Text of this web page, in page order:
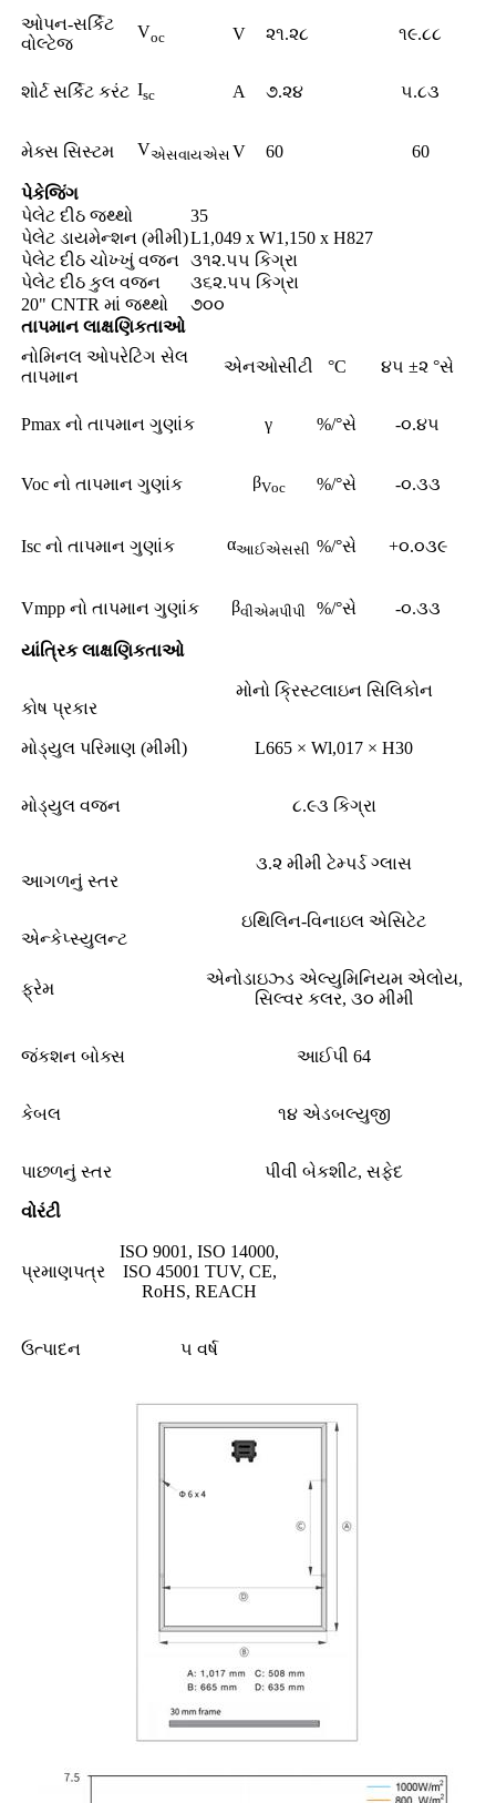
ઓપન-સર્કિટ
વોલ્ટેજ
Voc V ૨૧.૨૮ ૧૯.૮૮
શોર્ટ સર્કિટ કરંટ Isc A ૭.૨૪ ૫.૮૩
મેક્સ સિસ્ટમ Vએસવાયએસ V 60 60
પેકેજિંગ
પેલેટ દીઠ જથ્થો
35
પેલેટ ડાયમેન્શન (મીમી)L1,049 x W1,150 x H827
પેલેટ દીઠ ચોખ્ખું વજન ૩૧૨.૫૫ કિગ્રા
પેલેટ દીઠ કુલ વજન
૩૬૨.૫૫ કિગ્રા
20" CNTR માં જથ્થો
૭૦૦
તાપમાન લાક્ષણિકતાઓ
નોમિનલ ઓપરેટિંગ સેલ
તાપમાન
એનઓસીટી °C ૪૫ ±૨ °સે
Pmax નો તાપમાન ગુણાંક γ %/°સે -૦.૪૫
Voc નો તાપમાન ગુણાંક βVoc %/°સે -૦.૩૩
Isc નો તાપમાન ગુણાંક αઆઈએસસી %/°સે +૦.૦૩૯
Vmpp નો તાપમાન ગુણાંક βવીએમપીપી %/°સે -૦.૩૩
યાંત્રિક લાક્ષણિકતાઓ
કોષ પ્રકાર
મોનો ક્રિસ્ટલાઇન સિલિકોન
મોડ્યુલ પરિમાણ (મીમી) L665 × Wl,017 × H30
મોડ્યુલ વજન ૮.૯૩ કિગ્રા
આગળનું સ્તર
૩.૨ મીમી ટેમ્પર્ડ ગ્લાસ
એન્કેપ્સ્યુલન્ટ
ઇથિલિન-વિનાઇલ એસિટેટ
ફ્રેમ
એનોડાઇઝ્ડ એલ્યુમિનિયમ એલોય,
સિલ્વર કલર, ૩૦ મીમી
જંકશન બોક્સ આઈપી 64
કેબલ ૧૪ એડબલ્યુજી
પાછળનું સ્તર પીવી બેકશીટ, સફેદ
વોરંટી
પ્રમાણપત્ર
ISO 9001, ISO 14000,
ISO 45001 TUV, CE,
RoHS, REACH
ઉત્પાદન ૫ વર્ષ